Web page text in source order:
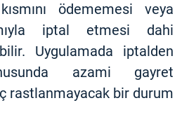
ödememesi veya
iptal etmesi dahi
Uygulamada iptalden
azami gayret
rastlanmayacak bir durum